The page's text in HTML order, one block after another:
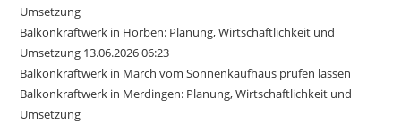
Umsetzung
Balkonkraftwerk in Horben: Planung, Wirtschaftlichkeit und
Umsetzung 13.06.2026 06:23
Balkonkraftwerk in March vom Sonnenkaufhaus prüfen lassen
Balkonkraftwerk in Merdingen: Planung, Wirtschaftlichkeit und
Umsetzung